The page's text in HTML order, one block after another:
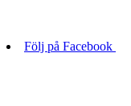
Följ på Facebook